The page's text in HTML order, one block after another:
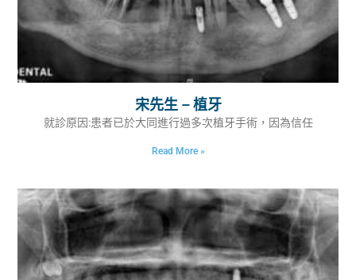
宋先生 – 植牙
就診原因:患者已於大同進行過多次植牙手術，因為信任
Read More »